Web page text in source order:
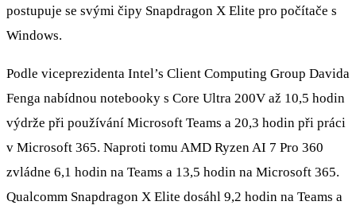
postupuje se svými čipy Snapdragon X Elite pro počítače s
Windows.
Podle viceprezidenta Intel’s Client Computing Group Davida
Fenga nabídnou notebooky s Core Ultra 200V až 10,5 hodin
výdrže při používání Microsoft Teams a 20,3 hodin při práci
v Microsoft 365. Naproti tomu AMD Ryzen AI 7 Pro 360
zvládne 6,1 hodin na Teams a 13,5 hodin na Microsoft 365.
Qualcomm Snapdragon X Elite dosáhl 9,2 hodin na Teams a